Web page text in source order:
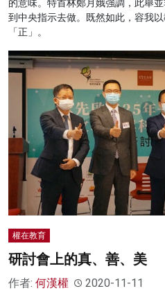
的意味。特首林鄭月娥強調，此舉
到中央指示去做。既然如此，容我
「正」。
權在教育
研討會上的真、善、美
作者: 何漢權 2020-11-11